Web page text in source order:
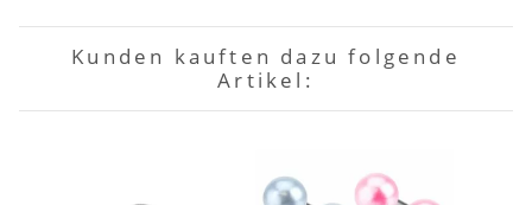
Kunden kauften dazu folgende
Artikel: